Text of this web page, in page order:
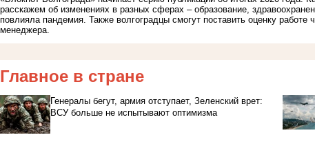
расскажем об изменениях в разных сферах – образование,
повлияла пандемия. Также волгоградцы смогут поставить оценку
менеджера.
Главное в стране
Генералы бегут, армия отступает, Зеленский врет:
ВСУ больше не испытывают оптимизма